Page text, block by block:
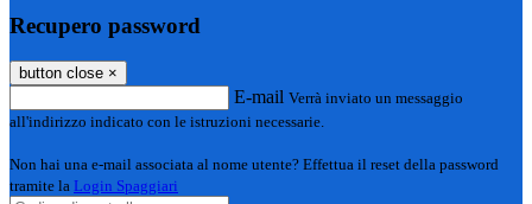
Recupero password
button close ×
E-mail Verrà inviato un messaggio
all'indirizzo indicato con le istruzioni necessarie.
Non hai una e-mail associata al nome utente? Effettua il reset della password
tramite la Login Spaggiari